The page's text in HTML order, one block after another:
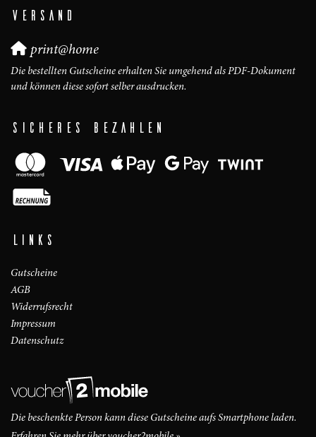
VERSAND
print@home
Die bestellten Gutscheine erhalten Sie umgehend als PDF-Dokument
und können diese sofort selber ausdrucken.
SICHERES BEZAHLEN
LINKS
Gutscheine
AGB
Widerrufsrecht
Impressum
Datenschutz
Die beschenkte Person kann diese Gutscheine aufs Smartphone laden.